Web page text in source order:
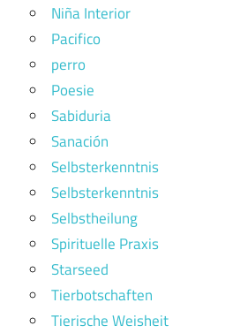
Niña Interior
Pacifico
perro
Poesie
Sabiduria
Sanación
Selbsterkenntnis
Selbsterkenntnis
Selbstheilung
Spirituelle Praxis
Starseed
Tierbotschaften
Tierische Weisheit